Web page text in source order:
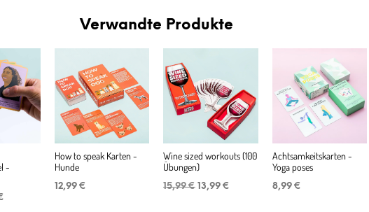
Verwandte Produkte
-
How to speak Karten -
Hunde
12,99 €
Wine sized workouts (100
Übungen)
15,99€ Ursprünglicher
13,99 €
Achtsamkeitskarten -
Yoga poses
8,99 €